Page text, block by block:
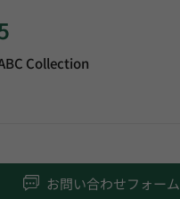
Collection
お問い合わせフォーム